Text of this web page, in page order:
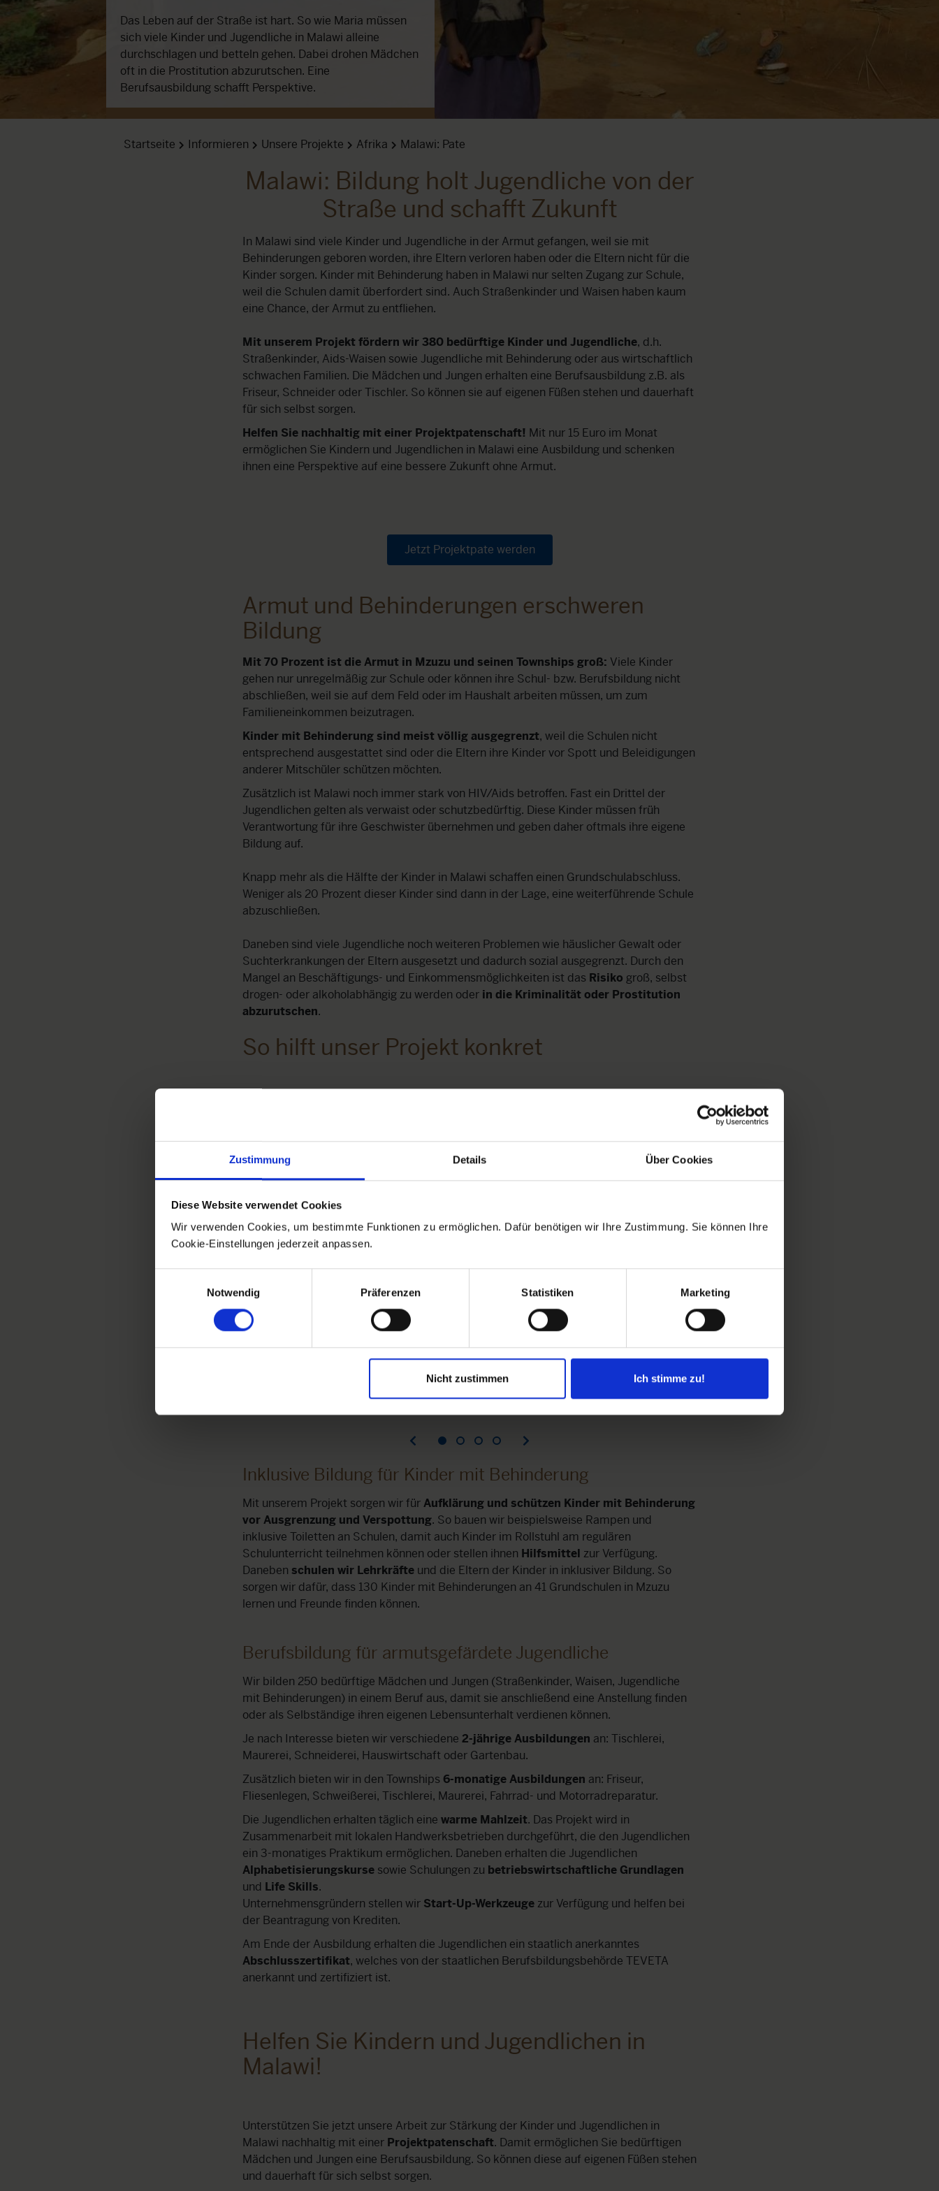
Zustimmung Details Über Cookies
Diese Website verwendet Cookies
Wir verwenden Cookies, um bestimmte Funktionen zu ermöglichen. Dafür benötigen wir Ihre Zustimmung. Sie können Ihre
Cookie-Einstellungen jederzeit anpassen.
Notwendig
Präferenzen Statistiken Marketing
Nicht zustimmen Ich stimme zu!
Das Leben auf der Straße ist hart. So wie Maria müssen
sich viele Kinder und Jugendliche in Malawi alleine
durchschlagen und betteln gehen. Dabei drohen Mädchen
oft in die Prostitution abzurutschen. Eine
Berufsausbildung schafft Perspektive.
Startseite Informieren Unsere Projekte Afrika Malawi: Pate
Malawi: Bildung holt Jugendliche von der
Straße und schafft Zukunft
In Malawi sind viele Kinder und Jugendliche in der Armut gefangen, weil sie mit
Behinderungen geboren worden, ihre Eltern verloren haben oder die Eltern nicht für die
Kinder sorgen. Kinder mit Behinderung haben in Malawi nur selten Zugang zur Schule,
weil die Schulen damit überfordert sind. Auch Straßenkinder und Waisen haben kaum
eine Chance, der Armut zu entfliehen.
Mit unserem Projekt fördern wir 380 bedürftige Kinder und Jugendliche, d.h.
Straßenkinder, Aids-Waisen sowie Jugendliche mit Behinderung oder aus wirtschaftlich
schwachen Familien. Die Mädchen und Jungen erhalten eine Berufsausbildung z.B. als
Friseur, Schneider oder Tischler. So können sie auf eigenen Füßen stehen und dauerhaft
für sich selbst sorgen.
Helfen Sie nachhaltig mit einer Projektpatenschaft! Mit nur 15 Euro im Monat
ermöglichen Sie Kindern und Jugendlichen in Malawi eine Ausbildung und schenken
ihnen eine Perspektive auf eine bessere Zukunft ohne Armut.
Jetzt Projektpate werden
Armut und Behinderungen erschweren
Bildung
Mit 70 Prozent ist die Armut in Mzuzu und seinen Townships groß: Viele Kinder
gehen nur unregelmäßig zur Schule oder können ihre Schul- bzw. Berufsbildung nicht
abschließen, weil sie auf dem Feld oder im Haushalt arbeiten müssen, um zum
Familieneinkommen beizutragen.
Kinder mit Behinderung sind meist völlig ausgegrenzt, weil die Schulen nicht
entsprechend ausgestattet sind oder die Eltern ihre Kinder vor Spott und Beleidigungen
anderer Mitschüler schützen möchten.
Zusätzlich ist Malawi noch immer stark von HIV/Aids betroffen. Fast ein Drittel der
Jugendlichen gelten als verwaist oder schutzbedürftig. Diese Kinder müssen früh
Verantwortung für ihre Geschwister übernehmen und geben daher oftmals ihre eigene
Bildung auf.
Knapp mehr als die Hälfte der Kinder in Malawi schaffen einen Grundschulabschluss.
Weniger als 20 Prozent dieser Kinder sind dann in der Lage, eine weiterführende Schule
abzuschließen.
Daneben sind viele Jugendliche noch weiteren Problemen wie häuslicher Gewalt oder
Suchterkrankungen der Eltern ausgesetzt und dadurch sozial ausgegrenzt. Durch den
Mangel an Beschäftigungs- und Einkommensmöglichkeiten ist das Risiko groß, selbst
drogen- oder alkoholabhängig zu werden oder in die Kriminalität oder Prostitution
abzurutschen.
So hilft unser Projekt konkret
Schule besuchen und Freunde finden
durch psychosoziale Betreuung.
Inklusive Bildung für Kinder mit Behinderung
Mit unserem Projekt sorgen wir fürAufklärung und schützen Kinder mit Behinderung
vor Ausgrenzung und Verspottung. So bauen wir beispielsweise Rampen und
inklusive Toiletten an Schulen, damit auch Kinder im Rollstuhl am regulären
Schulunterricht teilnehmen können oder stellen ihnen Hilfsmittel zur Verfügung.
Daneben schulen wir Lehrkräfte und die Eltern der Kinder in inklusiver Bildung. So
sorgen wir dafür, dass 130 Kinder mit Behinderungen an 41 Grundschulen in Mzuzu
lernen und Freunde finden können.
Berufsbildung für armutsgefärdete Jugendliche
Wir bilden 250 bedürftige Mädchen und Jungen (Straßenkinder, Waisen, Jugendliche
mit Behinderungen) in einem Beruf aus, damit sie anschließend eine Anstellung finden
oder als Selbständige ihren eigenen Lebensunterhalt verdienen können.
Je nach Interesse bieten wir verschiedene 2-jährige Ausbildungen an: Tischlerei,
Maurerei, Schneiderei, Hauswirtschaft oder Gartenbau.
Zusätzlich bieten wir in den Townships 6-monatige Ausbildungen an: Friseur,
Fliesenlegen, Schweißerei, Tischlerei, Maurerei, Fahrrad- und Motorradreparatur.
Die Jugendlichen erhalten täglich eine warme Mahlzeit. Das Projekt wird in
Zusammenarbeit mit lokalen Handwerksbetrieben durchgeführt, die den Jugendlichen
ein 3-monatiges Praktikum ermöglichen. Daneben erhalten die Jugendlichen
Alphabetisierungskurse sowie Schulungen zu betriebswirtschaftliche Grundlagen
und Life Skills.
Unternehmensgründern stellen wir Start-Up-Werkzeuge zur Verfügung und helfen bei
der Beantragung von Krediten.
Am Ende der Ausbildung erhalten die Jugendlichen ein staatlich anerkanntes
Abschlusszertifikat, welches von der staatlichen Berufsbildungsbehörde TEVETA
anerkannt und zertifiziert ist.
Helfen Sie Kindern und Jugendlichen in
Malawi!
Unterstützen Sie jetzt unsere Arbeit zur Stärkung der Kinder und Jugendlichen in
Malawi nachhaltig mit einer Projektpatenschaft. Damit ermöglichen Sie bedürftigen
Mädchen und Jungen eine Berufsausbildung. So können diese auf eigenen Füßen stehen
und dauerhaft für sich selbst sorgen.